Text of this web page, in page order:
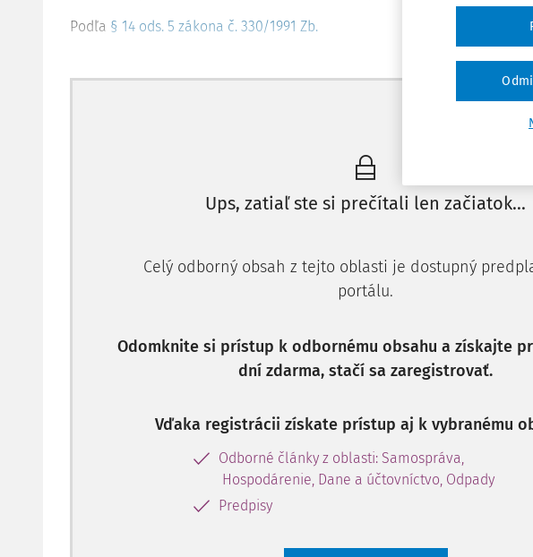
Podľa § 14 ods. 5 zákona č. 330/1991 Zb.
Máte
Ups, zatiaľ ste si prečítali len začiatok...
Celý odborný obsah z tejto oblasti je dostupný
portálu.
Odomknite si prístup k odbornému obsahu a získajte
dní zdarma, stačí sa zaregistrovať.
Vďaka registrácii získate prístup aj k vybranému
Odborné články z oblasti: Samospráva,
Hospodárenie, Dane a účtovníctvo, Odpady
Predpisy